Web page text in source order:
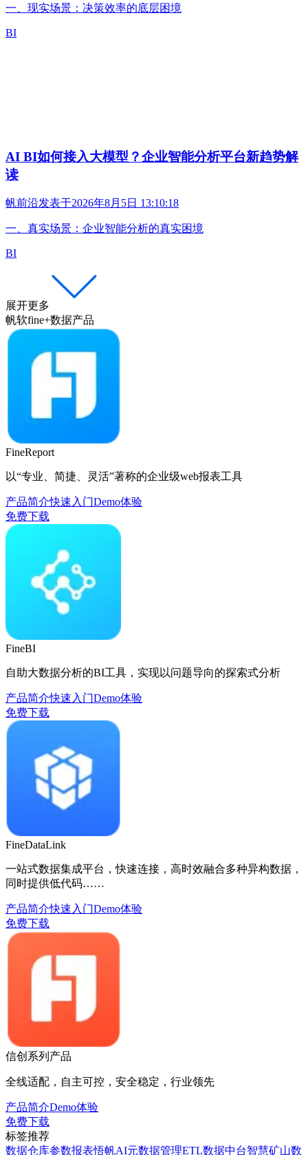
一、现实场景：决策效率的底层困境
BI
AI BI如何接入大模型？企业智能分析平台新趋势解
读
帆前沿发表于2026年8月5日 13:10:18
一、真实场景：企业智能分析的真实困境
BI
展开更多
帆软fine+数据产品
FineReport
以“专业、简捷、灵活”著称的企业级web报表工具
产品简介快速入门Demo体验
免费下载
FineBI
自助大数据分析的BI工具，实现以问题导向的探索式分析
产品简介快速入门Demo体验
免费下载
FineDataLink
一站式数据集成平台，快速连接，高时效融合多种异构数据，
同时提供低代码……
产品简介快速入门Demo体验
免费下载
信创系列产品
全线适配，自主可控，安全稳定，行业领先
产品简介Demo体验
免费下载
标签推荐
数据仓库参数报表悟帆AI元数据管理ETL数据中台智慧矿山数